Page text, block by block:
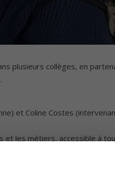
plusieurs collèges, en
et Coline Costes
et les métiers, accessible à
à mieux se projeter dans